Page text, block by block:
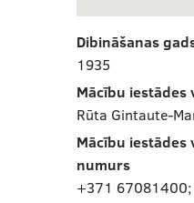
Dibināšanas
1935
Mācību iestādes
Rūta Gintaute-
Mācību iestādes
numurs
+371